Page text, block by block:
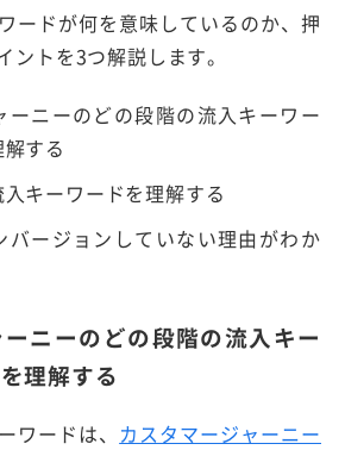
ードが何を意味しているのか、押
ントを3つ解説します。
ーニーのどの段階の流入キーワー
する
キーワードを理解する
バージョンしていない理由がわか
ニーのどの段階の流入キー
理解する
ワードは、 カスタマージャーニー